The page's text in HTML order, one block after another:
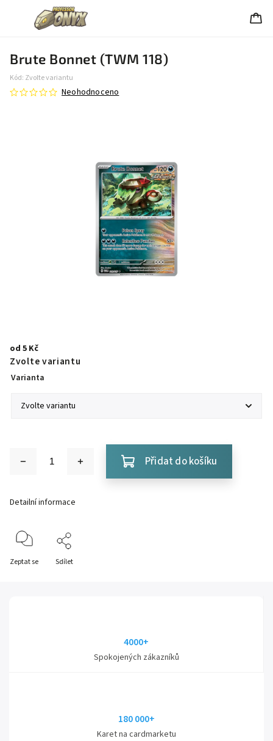
Brute Bonnet (TWM 118)
Kód: Zvolte variantu
Neohodnoceno
od 5 Kč
Zvolte variantu
Varianta
Přidat do košíku
Detailní informace
Zeptat se Sdílet
4000+
Spokojených zákazníků
180 000+
Karet na cardmarketu